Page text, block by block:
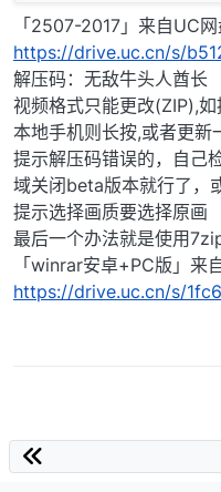
「2507-2017」来自UC
https://drive.uc.cn/s/
解压码：无敌牛头人酋长
视频格式只能更改(ZIP),
本地手机则长按,或者更新
提示解压码错误的，自己
域关闭beta版本就行了，
提示选择画质要选择原画
最后一个办法就是使用
「winrar安卓+PC版」来
https://drive.uc.cn/s/